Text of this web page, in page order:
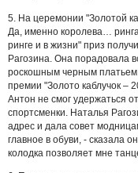
5. На церемонии "Золотой
Да, именно королева…
ринге и в жизни" приз
Рагозина. Она порадовала
роскошным черным
премии "Золото каблучок –
Антон не смог удержаться
спортсменки. Наталья
адрес и дала совет
главное в обуви, - сказала
колодка позволяет мне